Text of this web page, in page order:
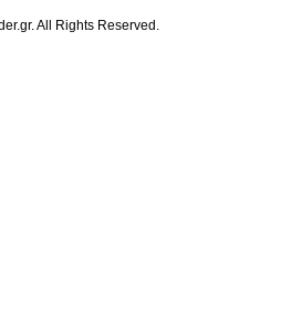
All Rights Reserved.